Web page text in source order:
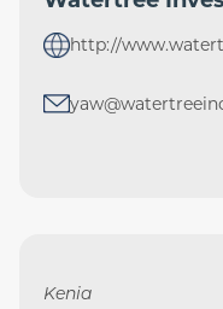
http://
Kenia